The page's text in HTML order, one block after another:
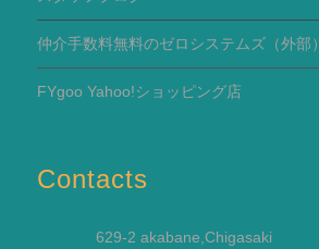
仲介手数料無料のゼロシステムズ（外部）
FYgoo Yahoo!ショッピング店
Contacts
629-2 akabane,Chigasaki